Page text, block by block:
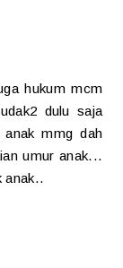
hukum mcm
dulu saja
anak mmg dah
umur anak...
anak..